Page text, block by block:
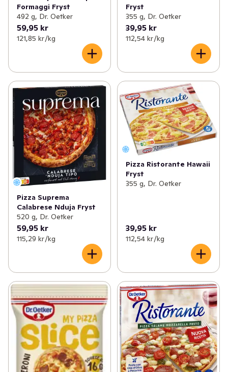
Formaggi Fryst
492 g, Dr. Oetker
59,95 kr
121,85 kr /kg
Fryst
355 g, Dr. Oetker
39,95 kr
112,54 kr /kg
Pizza Suprema
Calabrese Nduja Fryst
520 g, Dr. Oetker
59,95 kr
115,29 kr /kg
Pizza Ristorante Hawaii
Fryst
355 g, Dr. Oetker
39,95 kr
112,54 kr /kg